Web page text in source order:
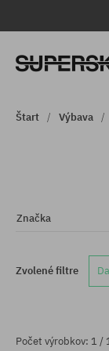
Štart Výbava
Značka
Zvolené filtre
Počet výrobkov: 1 /